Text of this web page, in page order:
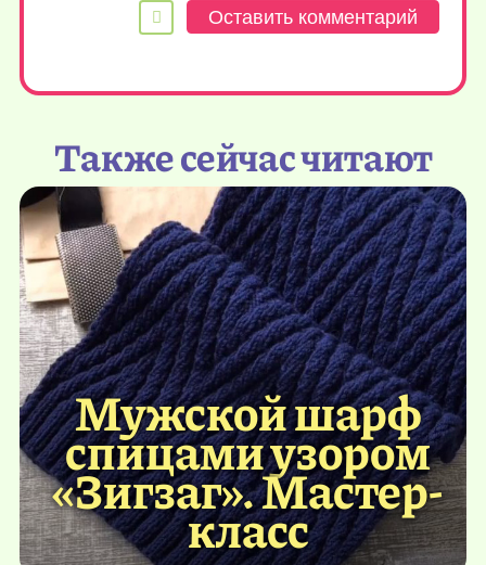
Также сейчас читают
Мужской шарф
спицами узором
«Зигзаг». Мастер-
класс